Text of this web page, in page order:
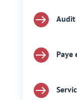

 Paye
